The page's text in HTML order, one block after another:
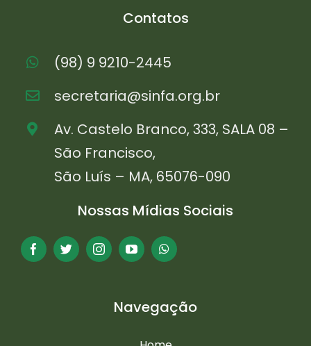
Contatos
(98) 9 9210-2445
secretaria@sinfa.org.br
Av. Castelo Branco, 333, SALA 08 –
São Francisco,
São Luís – MA, 65076-090
Nossas Mídias Sociais
Navegação